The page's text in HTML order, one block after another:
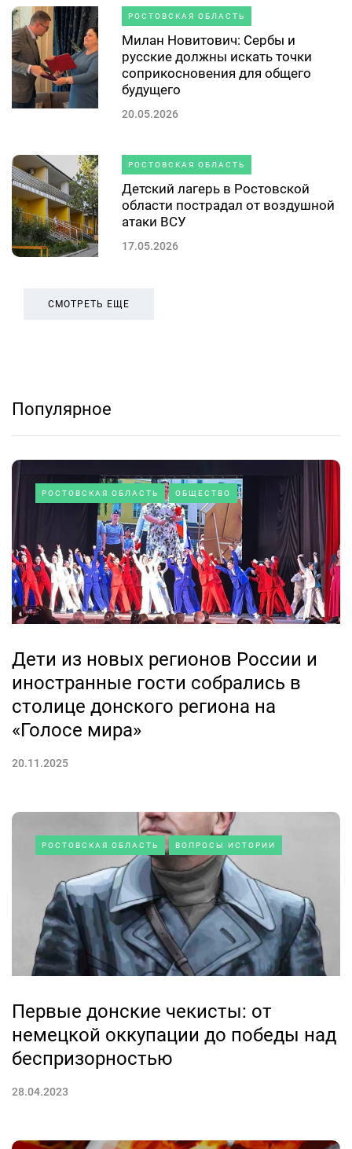
РОСТОВСКАЯ ОБЛАСТЬ
Милан Новитович: Сербы и
русские должны искать точки
соприкосновения для общего
будущего
20.05.2026
РОСТОВСКАЯ ОБЛАСТЬ
Детский лагерь в Ростовской
области пострадал от воздушной
атаки ВСУ
17.05.2026
СМОТРЕТЬ ЕЩЕ
Популярное
РОСТОВСКАЯ ОБЛАСТЬ ОБЩЕСТВО
Дети из новых регионов России и
иностранные гости собрались в
столице донского региона на
«Голосе мира»
20.11.2025
РОСТОВСКАЯ ОБЛАСТЬ ВОПРОСЫ ИСТОРИИ
Первые донские чекисты: от
немецкой оккупации до победы над
беспризорностью
28.04.2023